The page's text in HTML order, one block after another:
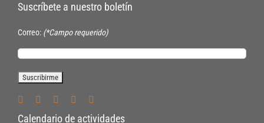
Suscríbete a nuestro boletín
Correo: (*Campo requerido)
Calendario de actividades